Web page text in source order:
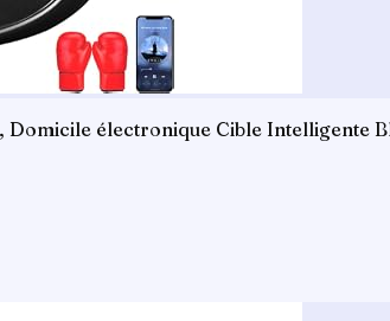
Domicile électronique Cible